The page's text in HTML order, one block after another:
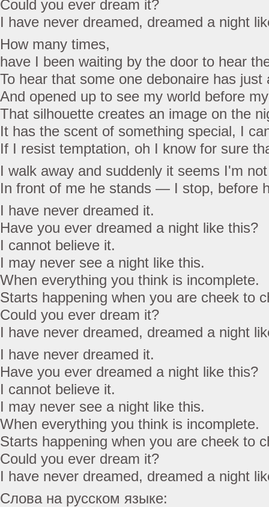
Could you ever dream it?
I have never dreamed, dreamed a night
How many times,
have I been waiting by the door to hear
To hear that some one debonaire has just
And opened up to see my world before
That silhouette creates an image on the
It has the scent of something special, I
If I resist temptation, oh I know for sure
I walk away and suddenly it seems I'm
In front of me he stands — I stop, before
I have never dreamed it.
Have you ever dreamed a night like this?
I cannot believe it.
I may never see a night like this.
When everything you think is incomplete.
Starts happening when you are cheek to
Could you ever dream it?
I have never dreamed, dreamed a night
I have never dreamed it.
Have you ever dreamed a night like this?
I cannot believe it.
I may never see a night like this.
When everything you think is incomplete.
Starts happening when you are cheek to
Could you ever dream it?
I have never dreamed, dreamed a night
Слова на русском языке: